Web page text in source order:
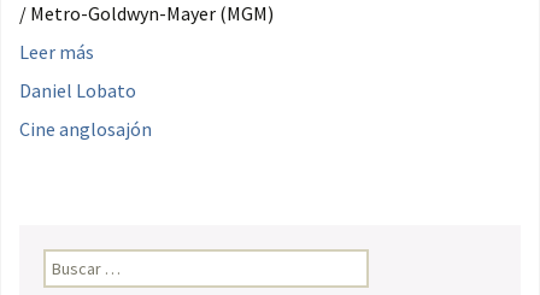
/ Metro-Goldwyn-Mayer (MGM)
Leer más
Daniel Lobato
Cine anglosajón
Buscar: